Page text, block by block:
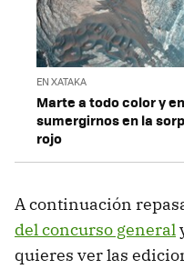
EN XATAKA
Marte a todo color y
sumergirnos en la
rojo
A continuación
del concurso general
quieres ver las